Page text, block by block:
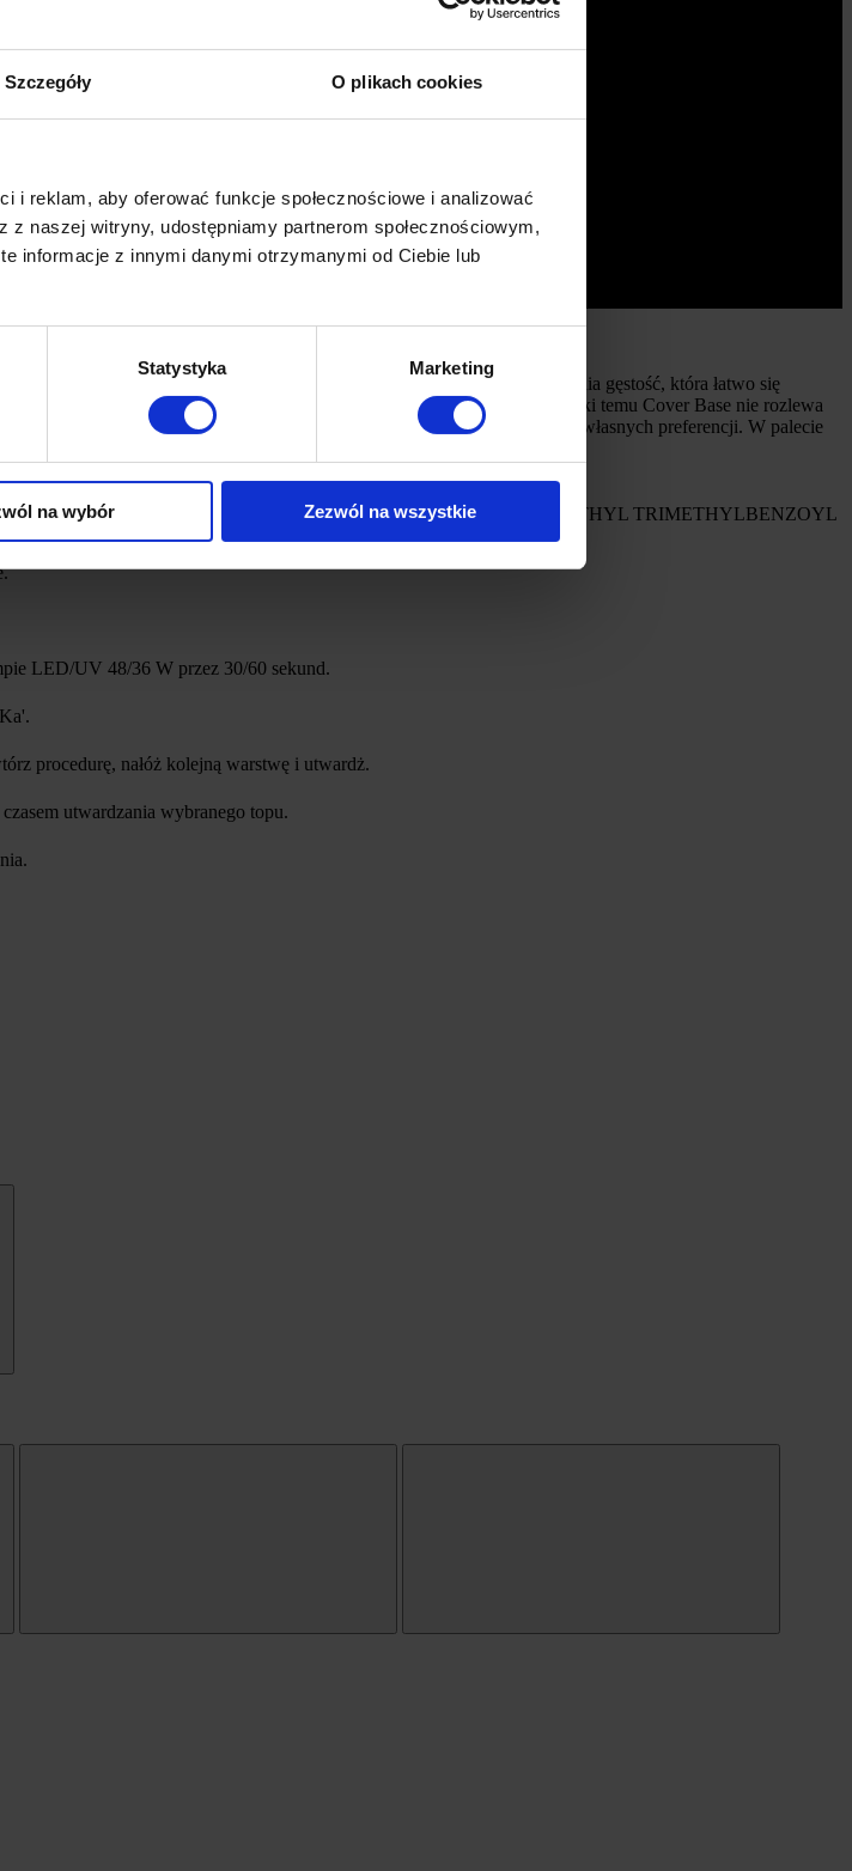
Szczegóły O plikach cookies
i reklam, aby oferować funkcje społecznościowe i analizować
naszej witryny, udostępniamy partnerom społecznościowym,
informacje z innymi danymi otrzymanymi od Ciebie lub
Statystyka Marketing
na wybór Zezwól na wszystkie
paznokcia i szybko schną. Cechą charakterystyczną bazy jest średnia gęstość, która łatwo się
nie kurczy się podczas noszenia i ma właściwości adhezyjne. Dzięki temu Cover Base nie rozlewa
na opakowaniach, dzięki czemu łatwo dopasujesz odcień według własnych preferencji. W palecie
shimmery.
COPOLYMER, HYDROXYCYCLOHEXYL PHENYL KETONE, ETHYL TRIMETHYLBENZOYL
77499, CI 77742, CI 77891, CI 15850, CI 15985, CI 45380
LED/UV 48/36 W przez 30/60 sekund.
procedurę, nałóż kolejną warstwę i utwardż.
utwardzania wybranego topu.